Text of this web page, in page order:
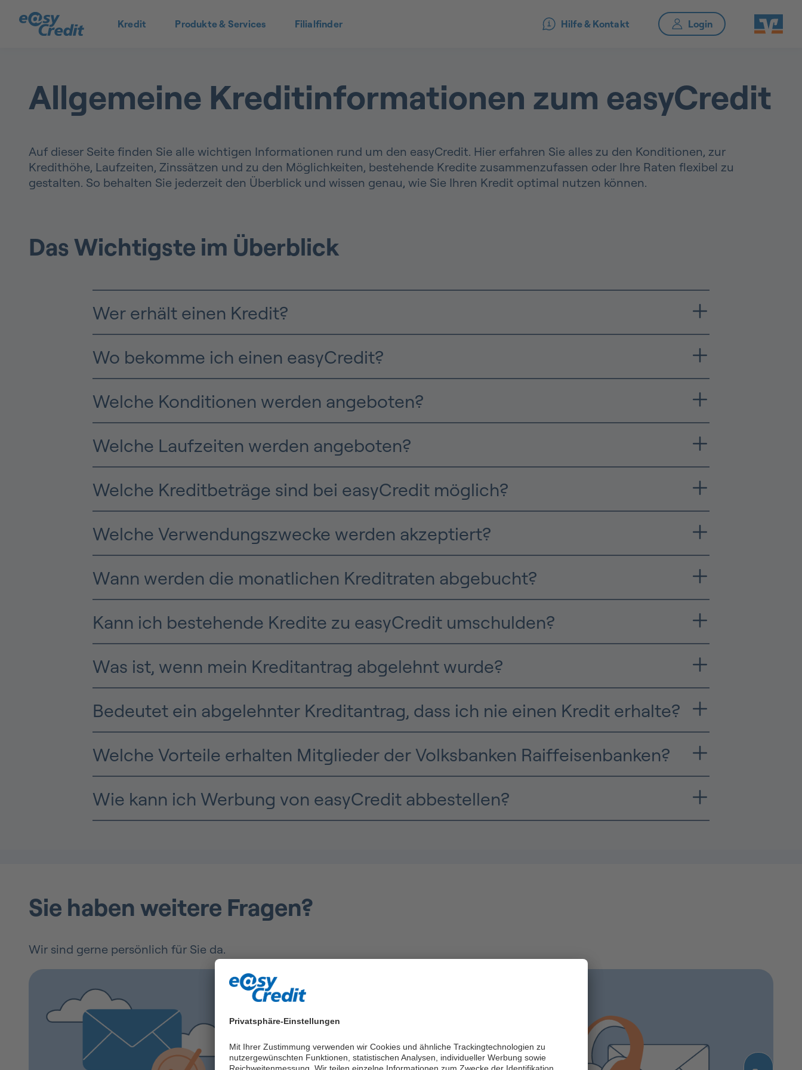
Privatsphäre-Einstellungen
Mit Ihrer Zustimmung verwenden wir Cookies und ähnliche Trackingtechnologien zu
nutzergewünschten Funktionen, statistischen Analysen, individueller Werbung sowie
Kredit Produkte & Services Filialfinder Hilfe & Kontakt
Allgemeine Kreditinformationen zum easyCredit
Auf dieser Seite finden Sie alle wichtigen Informationen rund um den easyCredit. Hier erfahren Sie alles zu den Konditionen, zur
Kredithöhe, Laufzeiten, Zinssätzen und zu den Möglichkeiten, bestehende Kredite zusammenzufassen oder Ihre Raten flexibel zu
gestalten. So behalten Sie jederzeit den Überblick und wissen genau, wie Sie Ihren Kredit optimal nutzen können.
Das Wichtigste im Überblick
Wer erhält einen Kredit?
Wo bekomme ich einen easyCredit?
Welche Konditionen werden angeboten?
Welche Laufzeiten werden angeboten?
Welche Kreditbeträge sind bei easyCredit möglich?
Welche Verwendungszwecke werden akzeptiert?
Wann werden die monatlichen Kreditraten abgebucht?
Kann ich bestehende Kredite zu easyCredit umschulden?
Was ist, wenn mein Kreditantrag abgelehnt wurde?
Bedeutet ein abgelehnter Kreditantrag, dass ich nie einen Kredit erhalte?
Welche Vorteile erhalten Mitglieder der Volksbanken Raiffeisenbanken?
Wie kann ich Werbung von easyCredit abbestellen?
Sie haben weitere Fragen?
Wir sind gerne persönlich für Sie da.